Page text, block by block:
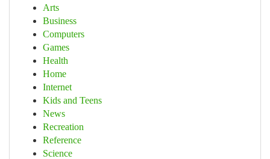
Arts
Business
Computers
Games
Health
Home
Internet
Kids and Teens
News
Recreation
Reference
Science